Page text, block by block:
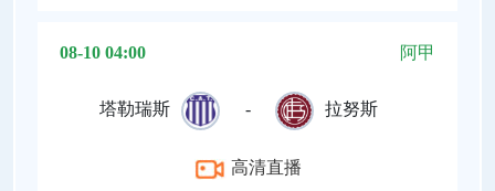
08-10 04:00 阿甲
塔勒瑞斯 - 拉努斯
高清直播